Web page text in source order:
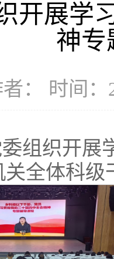
开展学
神专
： 时间：
组织开展
全体科